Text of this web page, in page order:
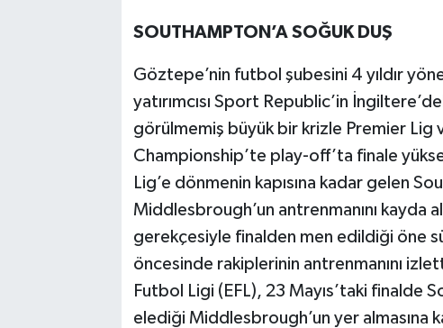
SOUTHAMPTON’A SOĞUK DUŞ
Göztepe’nin futbol şubesini 4 yıldır
yatırımcısı Sport Republic’in
görülmemiş büyük bir krizle Premier
Championship’te play-off’ta finale
Lig’e dönmenin kapısına kadar gelen
Middlesbrough’un antrenmanını kayda
gerekçesiyle finalden men edildiği öne
öncesinde rakiplerinin antrenmanını
Futbol Ligi (EFL), 23 Mayıs’taki finalde
elediği Middlesbrough’un yer almasına